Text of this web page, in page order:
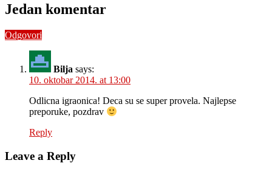
Jedan komentar
Odgovori
Bilja says:
10. oktobar 2014. at 13:00
Odlicna igraonica! Deca su se super provela. Najlepse
preporuke, pozdrav
Reply
Leave a Reply